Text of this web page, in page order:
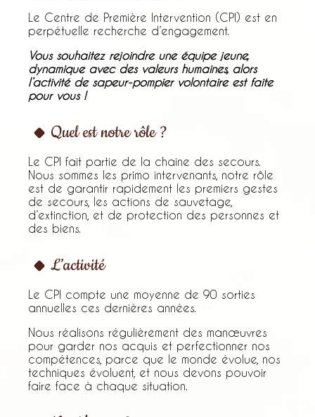
Le Centre de Première Intervention (CPI) est en
perpétuelle recherche d’engagement.
Vous souhaitez rejoindre une équipe jeune,
dynamique avec des valeurs humaines, alors
l’activité de sapeur-pompier volontaire est faite
pour vous !
Quel est notre rôle ?
Le CPI fait partie de la chaine des secours.
Nous sommes les primo intervenants, notre rôle
est de garantir rapidement les premiers gestes
de secours, les actions de sauvetage,
d’extinction, et de protection des personnes et
des biens.
L’activité
Le CPI compte une moyenne de 90 sorties
annuelles ces dernières années.
Nous réalisons régulièrement des manœuvres
pour garder nos acquis et perfectionner nos
compétences, parce que le monde évolue, nos
techniques évoluent, et nous devons pouvoir
faire face à chaque situation.